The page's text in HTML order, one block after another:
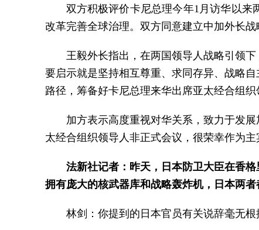
双方积极评价卡尼总理今年1月访华以来
改革完善全球治理。双方同意建立中加外长
王毅外长指出，在两国领导人战略引领
要启示就是坚持相互尊重、求同存异、战略
路径，筹备好卡尼总理来华出席亚太经合组
加方表示高度重视对华关系，致力于发
太经合组织领导人非正式会议，很荣幸作为
法新社记者：昨天，日本防卫大臣在香
拥有庞大的核武器库和战略轰炸机，日本两
林剑：你提到的日本官员有关说辞毫无